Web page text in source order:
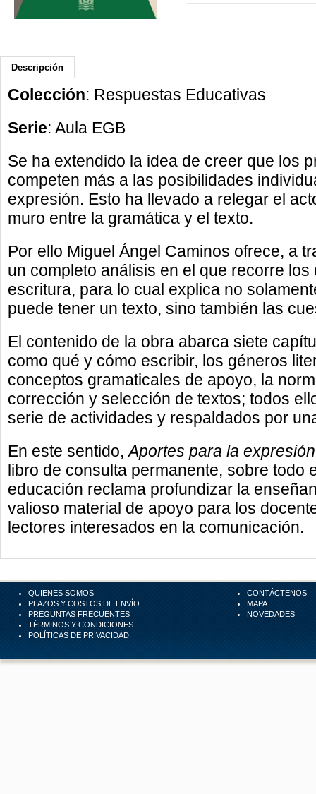
Descripción
Colección: Respuestas Educativas
Serie: Aula EGB
Se ha extendido la idea de creer que los
competen más a las posibilidades
expresión. Esto ha llevado a relegar el
muro entre la gramática y el texto.
Por ello Miguel Ángel Caminos ofrece, a
un completo análisis en el que recorre
escritura, para lo cual explica no
puede tener un texto, sino también las
El contenido de la obra abarca siete
como qué y cómo escribir, los géneros
conceptos gramaticales de apoyo, la
corrección y selección de textos; todos
serie de actividades y respaldados por
En este sentido,Aportes para la
libro de consulta permanente, sobre todo
educación reclama profundizar la
valioso material de apoyo para los
lectores interesados en la comunicación.
QUIENES SOMOS
PLAZOS Y COSTOS DE ENVÍO
PREGUNTAS FRECUENTES
TÉRMINOS Y CONDICIONES
POLÍTICAS DE PRIVACIDAD
CONTÁCTENOS
MAPA
NOVEDADES